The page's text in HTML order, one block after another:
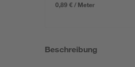
0,89 € / Meter
Beschreibung